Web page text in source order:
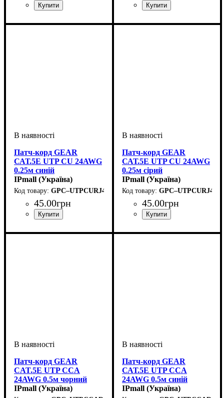
Патч-корд GEAR
САТ.5E UTP CU 24AWG
0.25м синій
IPmall (Україна)
GPC–UTPCURJ45–0.25BE
45.00грн
Патч-корд GEAR
САТ.5E UTP CU 24AWG
0.25м сірий
IPmall (Україна)
45.00грн
Патч-корд GEAR
CAT.5E UTP CCA
24AWG 0.5м чорний
IPmall (Україна)
Патч-корд GEAR
САТ.5E UTP CCA
24AWG 0.5м синій
IPmall (Україна)